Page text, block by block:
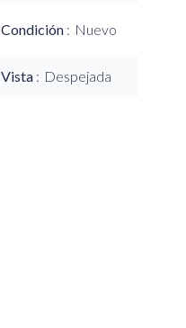
Condición Nuevo
Vista Despejada